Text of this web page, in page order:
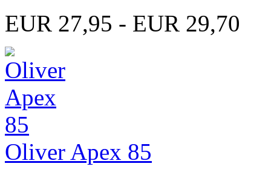
EUR 27,95 - EUR 29,70
Oliver Apex 85